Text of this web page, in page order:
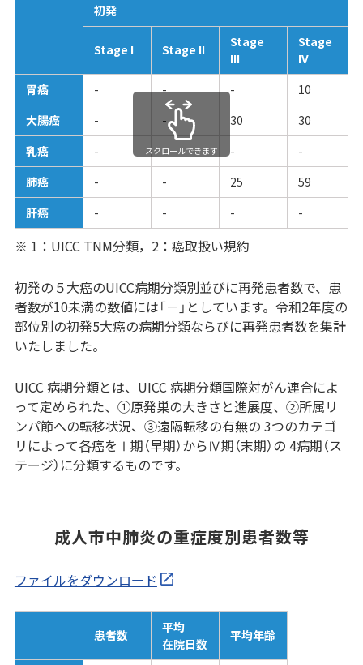
初発
Stage I Stage II
Stage
III
Stage
IV
胃癌
- - -
10
大腸癌
- - 30
30
乳癌
- - -
-
肺癌
- - 25
59
肝癌
- - - -
スクロールできます
※ 1：UICC TNM分類，2：癌取扱い規約
初発の５大癌のUICC病期分類別並びに再発患者数で、患
者数が10未満の数値には「－」としています。令和2年度の
部位別の初発5大癌の病期分類ならびに再発患者数を集計
いたしました。
UICC 病期分類とは、UICC 病期分類国際対がん連合によ
って定められた、①原発巣の大きさと進展度、②所属リ
ンパ節への転移状況、③遠隔転移の有無の 3つのカテゴ
リによって各癌をⅠ期（早期）からⅣ期（末期）の 4病期（ス
テージ）に分類するものです。
成人市中肺炎の重症度別患者数等
ファイルをダウンロード
患者数
平均
在院日数
平均年齢